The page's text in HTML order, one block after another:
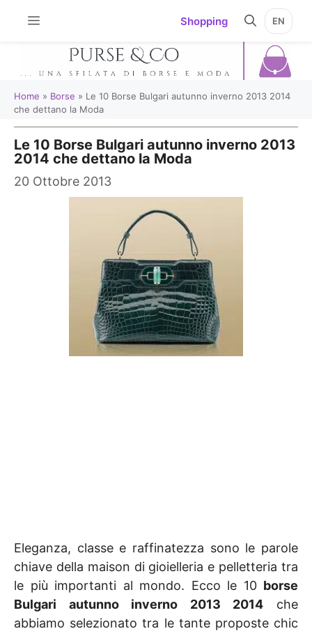
Shopping EN
Home » Borse » Le 10 Borse Bulgari autunno inverno 2013 2014
che dettano la Moda
Le 10 Borse Bulgari autunno inverno 2013
2014 che dettano la Moda
20 Ottobre 2013
Eleganza, classe e raffinatezza sono le parole
chiave della maison di gioielleria e pelletteria tra
le più importanti al mondo. Ecco le 10 borse
Bulgari autunno inverno 2013 2014 che
abbiamo selezionato tra le tante proposte chic